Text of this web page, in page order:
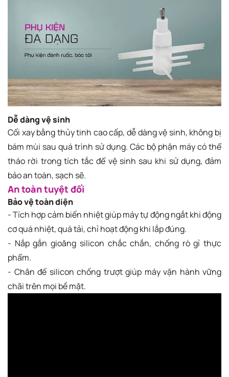
Dễ dàng vệ sinh
Cối xay bằng thủy tinh cao cấp, dễ dàng vệ sinh, không bị
bám mùi sau quá trình sử dụng. Các bộ phận máy có thể
tháo rời trong tích tắc để vệ sinh sau khi sử dụng, đảm
bảo an toàn, sạch sẽ.
An toàn tuyệt đối
Bảo vệ toàn diện
- Tích hợp cảm biến nhiệt giúp máy tự động ngắt khi động
cơ quá nhiệt, quá tải, chỉ hoạt động khi lắp đúng.
- Nắp gắn gioăng silicon chắc chắn, chống rò gỉ thực
phẩm.
- Chân đế silicon chống trượt giúp máy vận hành vững
chãi trên mọi bề mặt.